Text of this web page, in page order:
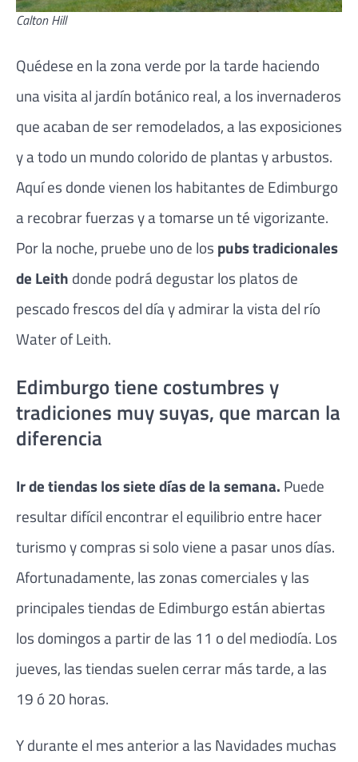
Calton Hill
Quédese en la zona verde por la tarde haciendo
una visita al jardín botánico real, a los invernaderos
que acaban de ser remodelados, a las exposiciones
y a todo un mundo colorido de plantas y arbustos.
Aquí es donde vienen los habitantes de Edimburgo
a recobrar fuerzas y a tomarse un té vigorizante.
Por la noche, pruebe uno de los pubs tradicionales
de Leith donde podrá degustar los platos de
pescado frescos del día y admirar la vista del río
Water of Leith.
Edimburgo tiene costumbres y
tradiciones muy suyas, que marcan la
diferencia
Ir de tiendas los siete días de la semana. Puede
resultar difícil encontrar el equilibrio entre hacer
turismo y compras si solo viene a pasar unos días.
Afortunadamente, las zonas comerciales y las
principales tiendas de Edimburgo están abiertas
los domingos a partir de las 11 o del mediodía. Los
jueves, las tiendas suelen cerrar más tarde, a las
19 ó 20 horas.
Y durante el mes anterior a las Navidades muchas